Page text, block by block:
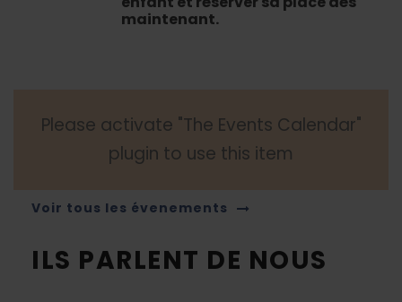
maintenant.
Please activate "The Events Calendar"
plugin to use this item
Voir tous les évenements
ILS PARLENT DE NOUS